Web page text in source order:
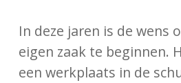
In deze jaren is de wens
eigen zaak te beginnen.
een werkplaats in de